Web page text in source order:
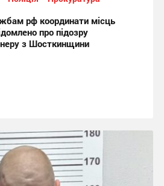
рф координати місць
про підозру
з Шосткинщини